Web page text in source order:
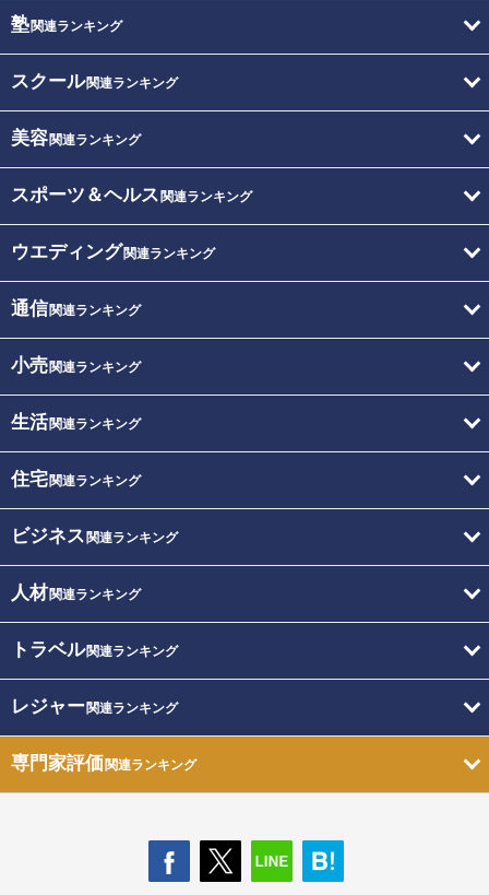
塾関連ランキング
スクール関連ランキング
美容関連ランキング
スポーツ＆ヘルス 関連ランキング
ウエディング関連ランキング
通信関連ランキング
小売関連ランキング
生活関連ランキング
住宅関連ランキング
ビジネス 関連ランキング
人材関連ランキング
トラベル関連ランキング
レジャー関連ランキング
専門家評価関連ランキング